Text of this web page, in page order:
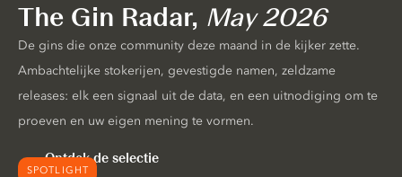
SPOTLIGHT
The Gin Radar, May 2026
De gins die onze community deze maand in de kijker zette.
Ambachtelijke stokerijen, gevestigde namen, zeldzame
releases: elk een signaal uit de data, en een uitnodiging om te
proeven en uw eigen mening te vormen.
Ontdek de selectie